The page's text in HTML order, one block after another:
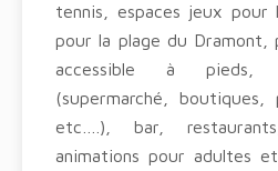
tennis, espaces jeux pour
pour la plage du Dramont,
accessible à pieds,
(supermarché, boutiques,
etc….), bar,
animations pour adultes